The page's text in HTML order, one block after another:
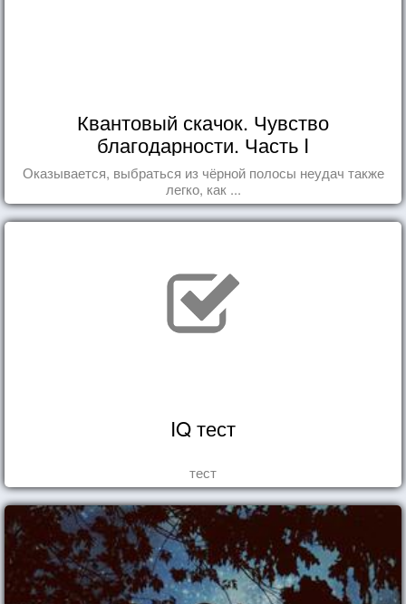
Квантовый скачок. Чувство
благодарности. Часть I
Оказывается, выбраться из чёрной полосы неудач также
легко, как ...
IQ тест
тест